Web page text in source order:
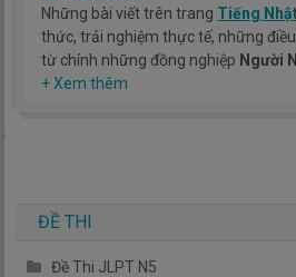
Những bài viết trên trang Tiếng
thức, trải nghiệm thực tế, những
từ chính những đồng nghiệp Người
Hy vọng rằng kinh nghiệm mà mình
+ Xem thêm
ĐỀ THI
Đề Thi JLPT N5